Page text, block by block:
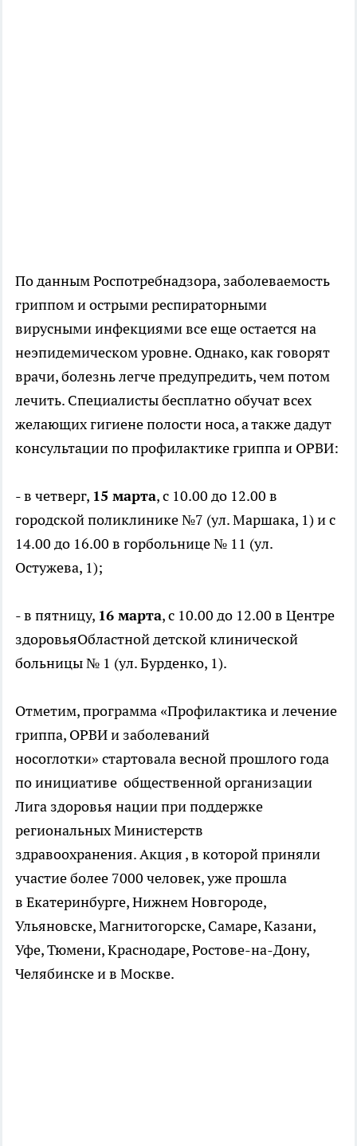
По данным Роспотребнадзора, заболеваемость
гриппом и острыми респираторными
вирусными инфекциями все еще остается на
неэпидемическом уровне. Однако, как говорят
врачи, болезнь легче предупредить, чем потом
лечить. Специалисты бесплатно обучат всех
желающих гигиене полости носа, а также дадут
консультации по профилактике гриппа и ОРВИ:
- в четверг, 15 марта, с 10.00 до 12.00 в
городской поликлинике №7 (ул. Маршака, 1) и с
14.00 до 16.00 в горбольнице № 11 (ул.
Остужева, 1);
- в пятницу, 16 марта, с 10.00 до 12.00 в Центре
здоровьяОбластной детской клинической
больницы № 1 (ул. Бурденко, 1).
Отметим, программа «Профилактика и лечение
гриппа, ОРВИ и заболеваний
носоглотки» стартовала весной прошлого года
по инициативе общественной организации
Лига здоровья нации при поддержке
региональных Министерств
здравоохранения. Акция , в которой приняли
участие более 7000 человек, уже прошла
в Екатеринбурге, Нижнем Новгороде,
Ульяновске, Магнитогорске, Самаре, Казани,
Уфе, Тюмени, Краснодаре, Ростове-на-Дону,
Челябинске и в Москве.